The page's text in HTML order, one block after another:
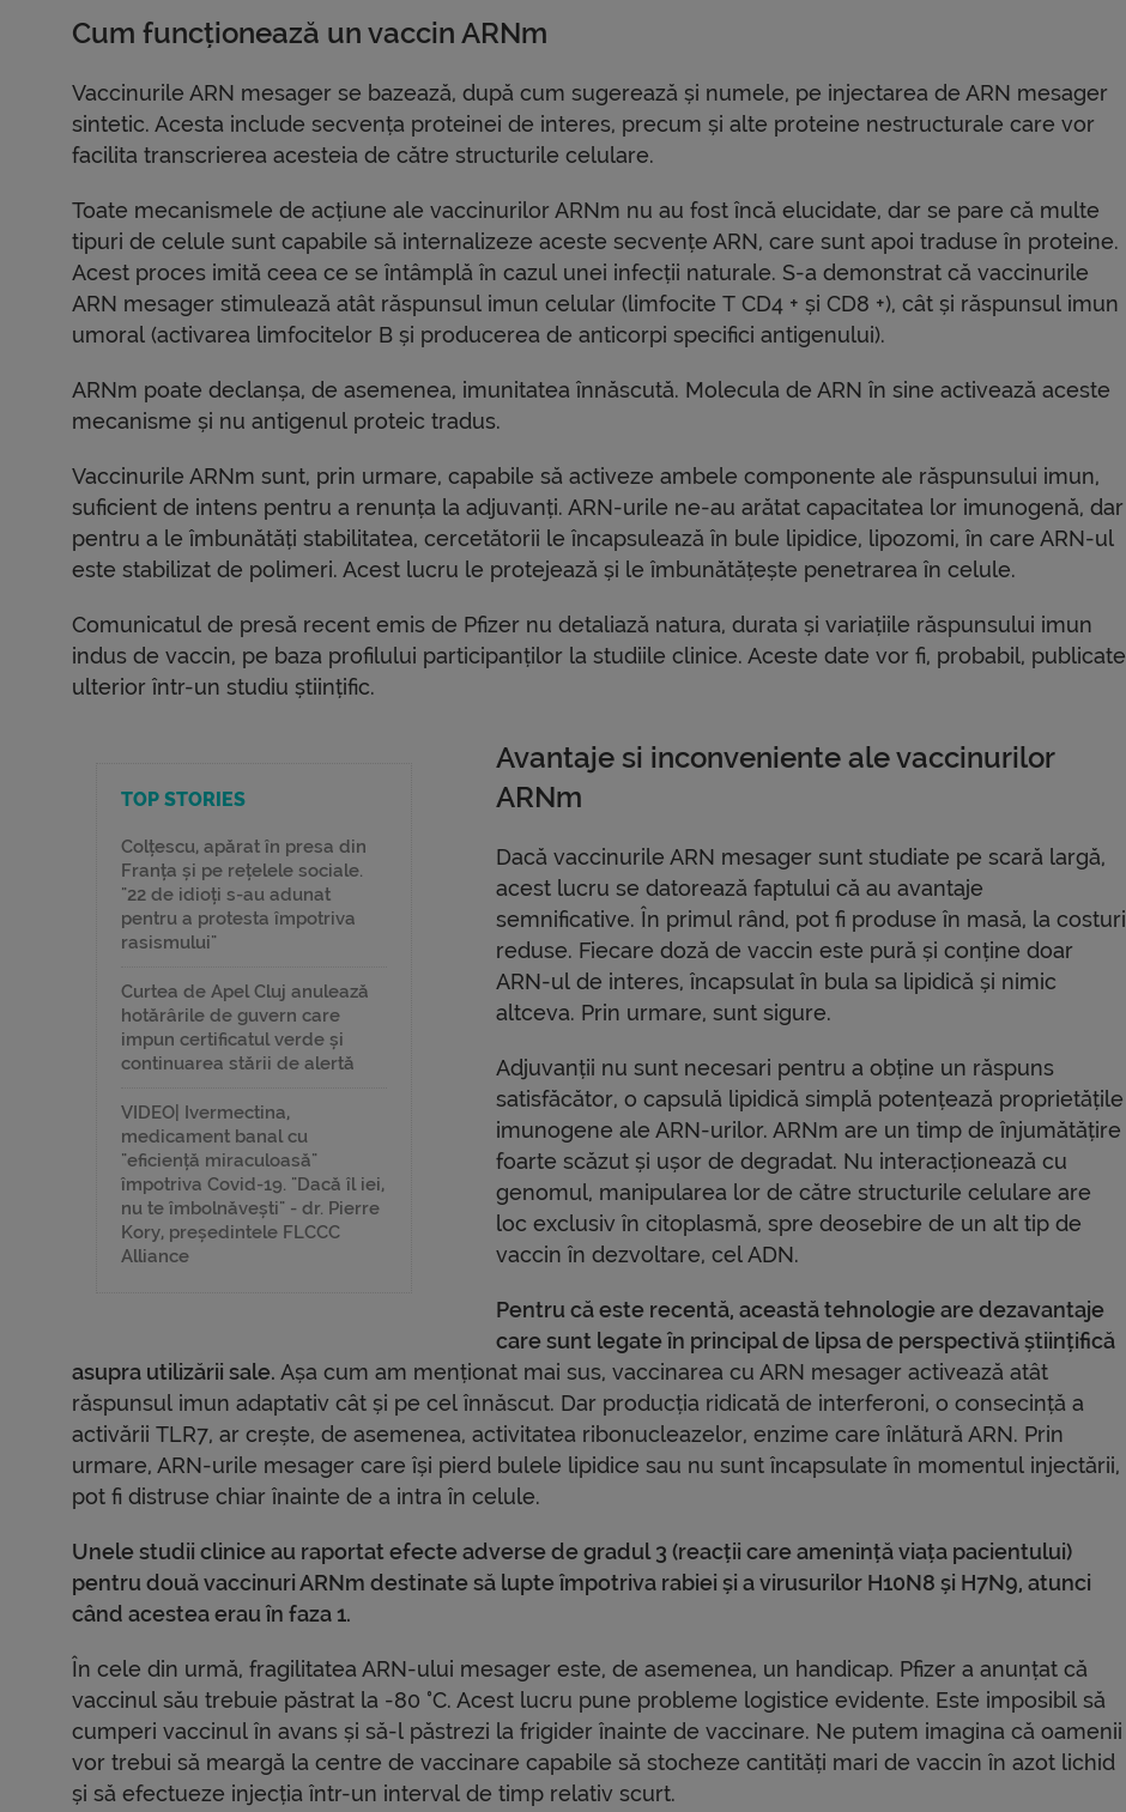
Cum funcționează un vaccin ARNm
Vaccinurile ARN mesager se bazează, după cum sugerează și numele, pe injectarea de ARN mesager
sintetic. Acesta include secvența proteinei de interes, precum și alte proteine ​​nestructurale care vor
facilita transcrierea acesteia de către structurile celulare.
Toate mecanismele de acțiune ale vaccinurilor ARNm nu au fost încă elucidate, dar se pare că multe
tipuri de celule sunt capabile să internalizeze aceste secvențe ARN, care sunt apoi traduse în proteine.
Acest proces imită ceea ce se întâmplă în cazul unei infecții naturale. S-a demonstrat că vaccinurile
ARN mesager stimulează atât răspunsul imun celular (limfocite T CD4 + și CD8 +), cât și răspunsul imun
umoral (activarea limfocitelor B și producerea de anticorpi specifici antigenului).
ARNm poate declanșa, de asemenea, imunitatea înnăscută. Molecula de ARN în sine activează aceste
mecanisme și nu antigenul proteic tradus.
Vaccinurile ARNm sunt, prin urmare, capabile să activeze ambele componente ale răspunsului imun,
suficient de intens pentru a renunța la adjuvanți. ARN-urile ne-au arătat capacitatea lor imunogenă, dar
pentru a le îmbunătăți stabilitatea, cercetătorii le încapsulează în bule lipidice, lipozomi, în care ARN-ul
este stabilizat de polimeri. Acest lucru le protejează și le îmbunătățește penetrarea în celule.
Comunicatul de presă recent emis de Pfizer nu detaliază natura, durata și variațiile răspunsului imun
indus de vaccin, pe baza profilului participanților la studiile clinice. Aceste date vor fi, probabil, publicate
ulterior într-un studiu științific.
TOP STORIES
Colțescu, apărat în presa din
Franța și pe rețelele sociale.
"22 de idioți s-au adunat
pentru a protesta împotriva
rasismului"
Curtea de Apel Cluj anulează
hotărârile de guvern care
impun certificatul verde și
continuarea stării de alertă
VIDEO| Ivermectina,
medicament banal cu
"eficiență miraculoasă"
împotriva Covid-19. "Dacă îl iei,
nu te îmbolnăvești" - dr. Pierre
Kory, președintele FLCCC
Alliance
Avantaje si inconveniente ale vaccinurilor
ARNm
Dacă vaccinurile ARN mesager sunt studiate pe scară largă,
acest lucru se datorează faptului că au avantaje
semnificative. În primul rând, pot fi produse în masă, la costuri
reduse. Fiecare doză de vaccin este pură și conține doar
ARN-ul de interes, încapsulat în bula sa lipidică și nimic
altceva. Prin urmare, sunt sigure.
Adjuvanții nu sunt necesari pentru a obține un răspuns
satisfăcător, o capsulă lipidică simplă potențează proprietățile
imunogene ale ARN-urilor. ARNm are un timp de înjumătățire
foarte scăzut și ușor de degradat. Nu interacționează cu
genomul, manipularea lor de către structurile celulare are
loc exclusiv în citoplasmă, spre deosebire de un alt tip de
vaccin în dezvoltare, cel ADN.
Pentru că este recentă, această tehnologie are dezavantaje
care sunt legate în principal de lipsa de perspectivă științifică
asupra utilizării sale. Așa cum am menționat mai sus, vaccinarea cu ARN mesager activează atât
răspunsul imun adaptativ cât și pe cel înnăscut. Dar producția ridicată de interferoni, o consecință a
activării TLR7, ar crește, de asemenea, activitatea ribonucleazelor, enzime care înlătură ARN. Prin
urmare, ARN-urile mesager care își pierd bulele lipidice sau nu sunt încapsulate în momentul injectării,
pot fi distruse chiar înainte de a intra în celule.
Unele studii clinice au raportat efecte adverse de gradul 3 (reacții care amenință viața pacientului)
pentru două vaccinuri ARNm destinate să lupte împotriva rabiei și a virusurilor H10N8 și H7N9, atunci
când acestea erau în faza 1.
În cele din urmă, fragilitatea ARN-ului mesager este, de asemenea, un handicap. Pfizer a anunțat că
vaccinul său trebuie păstrat la -80 °C. Acest lucru pune probleme logistice evidente. Este imposibil să
cumperi vaccinul în avans și să-l păstrezi la frigider înainte de vaccinare. Ne putem imagina că oamenii
vor trebui să meargă la centre de vaccinare capabile să stocheze cantități mari de vaccin în azot lichid
și să efectueze injecția într-un interval de timp relativ scurt.